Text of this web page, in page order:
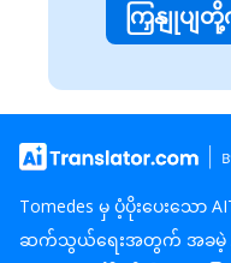
ကြှနျုပျ
Tomedes မှ ပံ့ပိုးပေးသော
ဆက်သွယ်ရေးအတွက် အခမဲ့